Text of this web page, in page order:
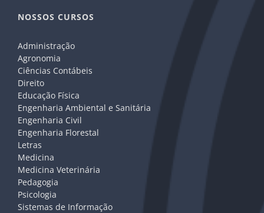
NOSSOS CURSOS
Administração
Agronomia
Ciências Contábeis
Direito
Educação Física
Engenharia Ambiental e Sanitária
Engenharia Civil
Engenharia Florestal
Letras
Medicina
Medicina Veterinária
Pedagogia
Psicologia
Sistemas de Informação